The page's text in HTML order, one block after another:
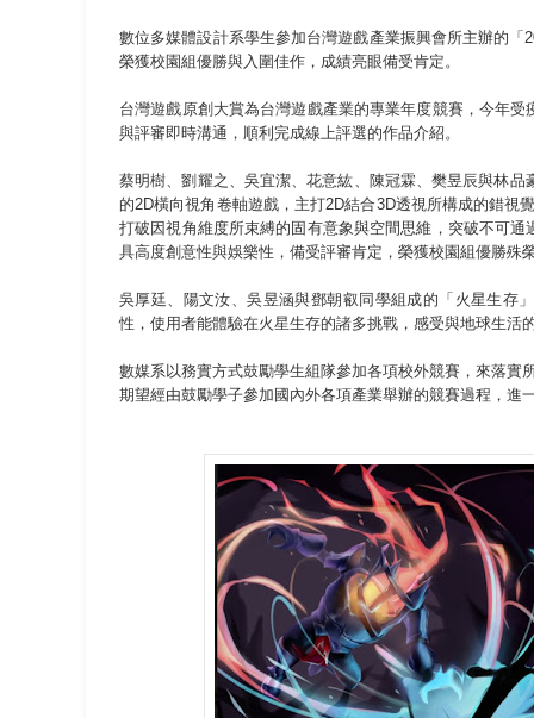
數位多媒體設計系學生參加台灣遊戲產業振興會所主辦的
榮獲校園組優勝與入圍佳作，成績亮眼備受肯定。
台灣遊戲原創大賞為台灣遊戲產業的專業年度競賽，今年
與評審即時溝通，順利完成線上評選的作品介紹。
蔡明樹、劉耀之、吳宜潔、花意紘、陳冠霖、樊昱辰與林
的2D橫向視角卷軸遊戲，主打2D結合3D透視所構成的錯視
打破因視角維度所束縛的固有意象與空間思維，突破不可
具高度創意性與娛樂性，備受評審肯定，榮獲校園組優勝殊
吳厚廷、陽文汝、吳昱涵與鄧朝叡同學組成的「火星生存
性，使用者能體驗在火星生存的諸多挑戰，感受與地球生
數媒系以務實方式鼓勵學生組隊參加各項校外競賽，來落
期望經由鼓勵學子參加國內外各項產業舉辦的競賽過程，